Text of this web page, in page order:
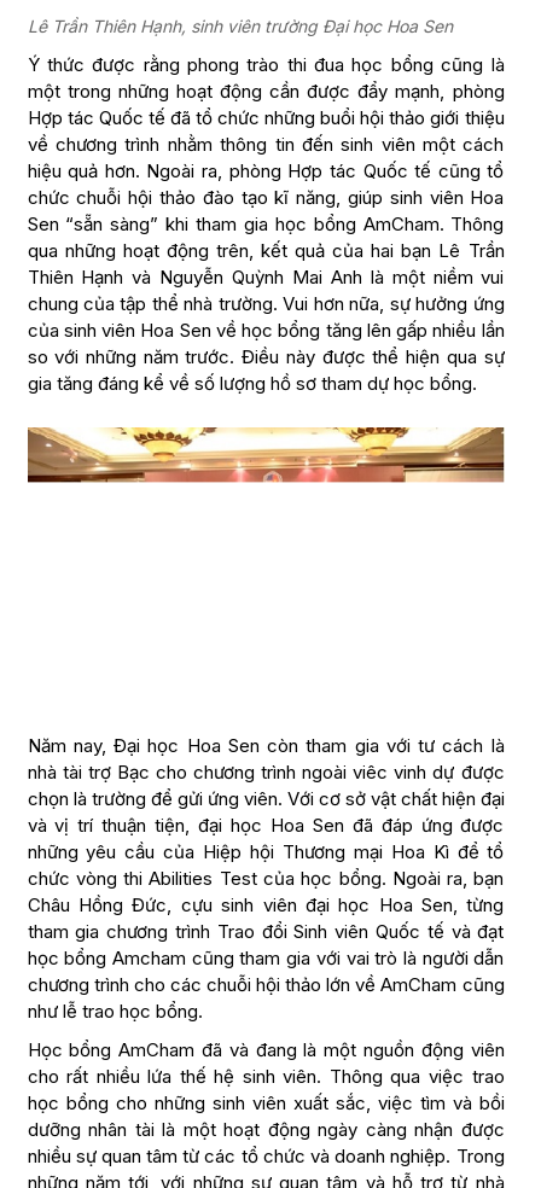
Lê Trần Thiên Hạnh, sinh viên trường Đại học Hoa Sen
Ý thức được rằng phong trào thi đua học bổng cũng là
một trong những hoạt động cần được đẩy mạnh, phòng
Hợp tác Quốc tế đã tổ chức những buổi hội thảo giới thiệu
về chương trình nhằm thông tin đến sinh viên một cách
hiệu quả hơn. Ngoài ra, phòng Hợp tác Quốc tế cũng tổ
chức chuỗi hội thảo đào tạo kĩ năng, giúp sinh viên Hoa
Sen “sẵn sàng” khi tham gia học bổng AmCham. Thông
qua những hoạt động trên, kết quả của hai bạn Lê Trần
Thiên Hạnh và Nguyễn Quỳnh Mai Anh là một niềm vui
chung của tập thể nhà trường. Vui hơn nữa, sự hưởng ứng
của sinh viên Hoa Sen về học bổng tăng lên gấp nhiều lần
so với những năm trước. Điều này được thể hiện qua sự
gia tăng đáng kể về số lượng hồ sơ tham dự học bổng.
Năm nay, Đại học Hoa Sen còn tham gia với tư cách là
nhà tài trợ Bạc cho chương trình ngoài viêc vinh dự được
chọn là trường để gửi ứng viên. Với cơ sở vật chất hiện đại
và vị trí thuận tiện, đại học Hoa Sen đã đáp ứng được
những yêu cầu của Hiệp hội Thương mại Hoa Kì để tổ
chức vòng thi Abilities Test của học bổng. Ngoài ra, bạn
Châu Hồng Đức, cựu sinh viên đại học Hoa Sen, từng
tham gia chương trình Trao đổi Sinh viên Quốc tế và đạt
học bổng Amcham cũng tham gia với vai trò là người dẫn
chương trình cho các chuỗi hội thảo lớn về AmCham cũng
như lễ trao học bổng.
Học bổng AmCham đã và đang là một nguồn động viên
cho rất nhiều lứa thế hệ sinh viên. Thông qua việc trao
học bổng cho những sinh viên xuất sắc, việc tìm và bồi
dưỡng nhân tài là một hoạt động ngày càng nhận được
nhiều sự quan tâm từ các tổ chức và doanh nghiệp. Trong
những năm tới, với những sự quan tâm và hỗ trợ từ nhà